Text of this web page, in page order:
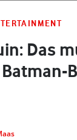
Das